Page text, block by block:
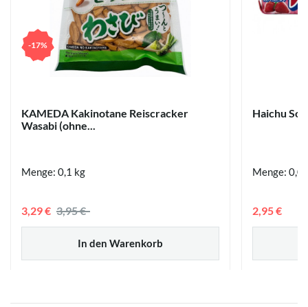
-17%
KAMEDA Kakinotane Reiscracker
Wasabi (ohne...
Menge: 0,1 kg
In den Warenkorb
3,29 € 3,95 €
Haichu
Menge:
2,95 €